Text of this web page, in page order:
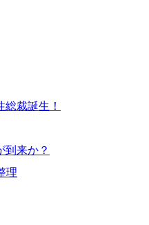
裁誕生！
到来か？
理